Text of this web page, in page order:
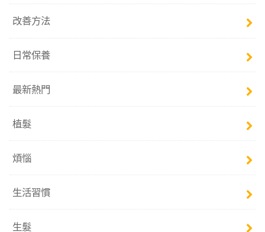
改善方法
日常保養
最新熱門
植髮
煩惱
生活習慣
生髮